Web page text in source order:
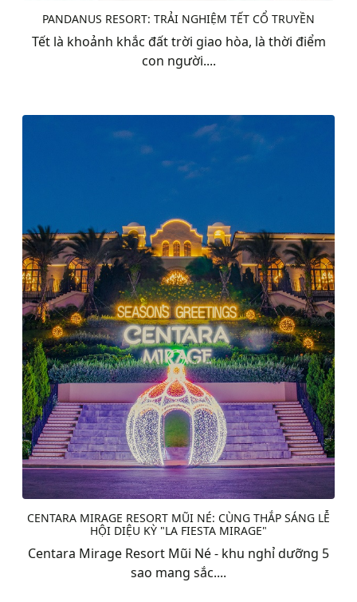
PANDANUS RESORT: TRẢI NGHIỆM TẾT CỔ TRUYỀN
Tết là khoảnh khắc đất trời giao hòa, là thời điểm
con người....
CENTARA MIRAGE RESORT MŨI NÉ: CÙNG THẮP SÁNG LỄ
HỘI DIỆU KỲ "LA FIESTA MIRAGE"
Centara Mirage Resort Mũi Né - khu nghỉ dưỡng 5
sao mang sắc....